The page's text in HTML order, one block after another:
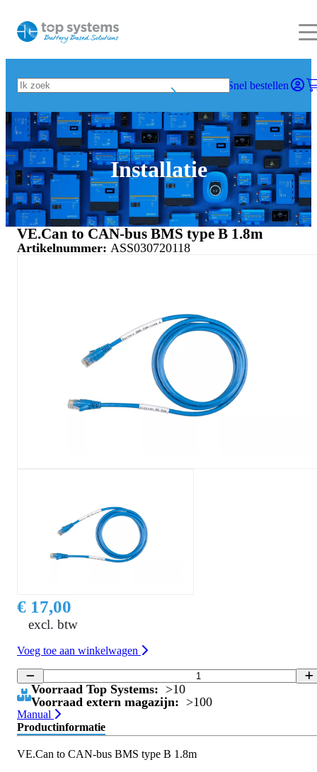
Snel bestellen
Installatie
VE.Can to CAN-bus BMS type B 1.8m
Artikelnummer: ASS030720118
€ 17,00
excl. btw
Voeg toe aan winkelwagen
Voorraad Top Systems: >10
Voorraad extern magazijn: >100
Manual
Productinformatie
VE.Can to CAN-bus BMS type B 1.8m